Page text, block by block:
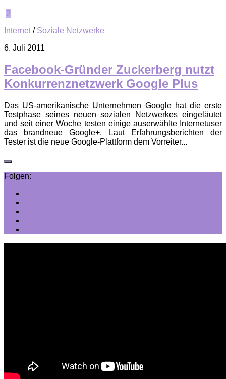
2
Internet/ Soziale Netzwerke
6. Juli 2011
Facebook-Gründer Zuckerberg nutzt
Konkurrenznetzwerk Google Plus
Das US-amerikanische Unternehmen Google hat die erste
Testphase seines neuen sozialen Netzwerkes eingeläutet
und seit einer Woche testen einige auserwählte Internetuser
das brandneue Google+. Laut Erfahrungsberichten der
Tester ist die neue Google-Plattform dem Vorreiter...
Folgen: